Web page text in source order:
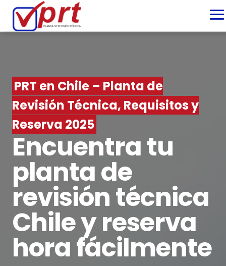
PRT en Chile – Planta de
Revisión Técnica, Requisitos y
Reserva 2025
Encuentra tu
planta de
revisión técnica
Chile y reserva
hora fácilmente